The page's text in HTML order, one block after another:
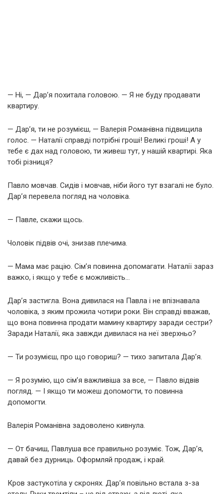
— Ні, — Дар’я похитала головою. — Я не буду продавати
квартиру.
— Дар’я, ти не розумієш, — Валерія Романівна підвищила
голос. — Наталії справді потрібні гроші! Великі гроші! А у
тебе є дах над головою, ти живеш тут, у нашій квартирі. Яка
тобі різниця?
Павло мовчав. Сидів і мовчав, ніби його тут взагалі не було.
Дар’я перевела погляд на чоловіка.
— Павле, скажи щось.
Чоловік підвів очі, знизав плечима.
— Мама має рацію. Сім’я повинна допомагати. Наталії зараз
важко, і якщо у тебе є можливість…
Дар’я застигла. Вона дивилася на Павла і не впізнавала
чоловіка, з яким прожила чотири роки. Він справді вважав,
що вона повинна продати мамину квартиру заради сестри?
Заради Наталії, яка завжди дивилася на неї зверхньо?
— Ти розумієш, про що говориш? — тихо запитала Дар’я.
— Я розумію, що сім’я важливіша за все, — Павло відвів
погляд. — І якщо ти можеш допомогти, то повинна
допомогти.
Валерія Романівна задоволено кивнула.
— От бачиш, Павлуша все правильно розуміє. Тож, Дар’я,
давай без дурниць. Оформляй продаж, і край.
Кров застукотіла у скронях. Дар’я повільно встала з-за